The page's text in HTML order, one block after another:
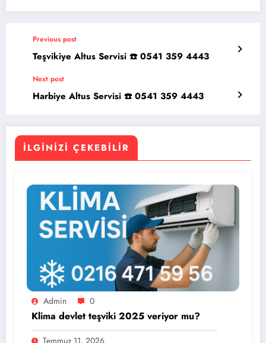
Previous post
Teşvikiye Altus Servisi ☎️ 0541 359 4443
Next post
Harbiye Altus Servisi ☎️ 0541 359 4443
İLGINIZI ÇEKEBILIR
Admin 0
Klima devlet teşviki 2025 veriyor mu?